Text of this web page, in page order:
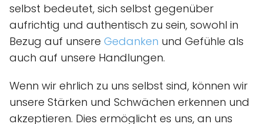
selbst bedeutet, sich selbst gegenüber
aufrichtig und authentisch zu sein, sowohl in
Bezug auf unsere Gedanken und Gefühle als
auch auf unsere Handlungen.
Wenn wir ehrlich zu uns selbst sind, können wir
unsere Stärken und Schwächen erkennen und
akzeptieren. Dies ermöglicht es uns, an uns